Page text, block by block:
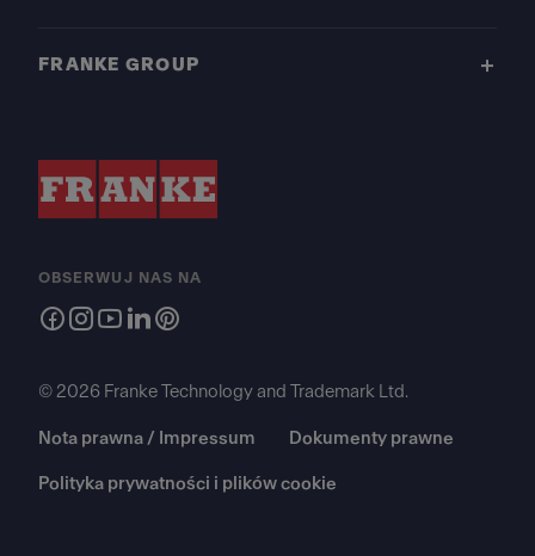
FRANKE GROUP
OBSERWUJ NAS NA
© 2026 Franke Technology and Trademark Ltd.
Nota prawna / Impressum Dokumenty prawne
Polityka prywatności i plików cookie